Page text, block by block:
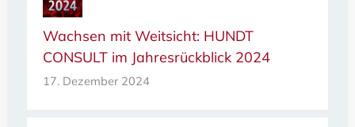
Wachsen mit Weitsicht: HUNDT
CONSULT im Jahresrückblick 2024
17. Dezember 2024